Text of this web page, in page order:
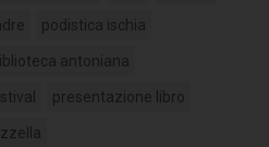
podistica ischia
antoniana
presentazione libro